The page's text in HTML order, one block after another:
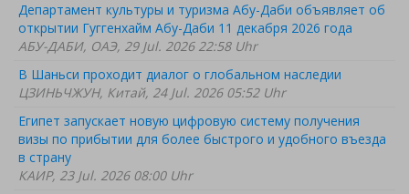
Департамент культуры и туризма Абу-Даби объявляет об
открытии Гуггенхайм Абу-Даби 11 декабря 2026 года
АБУ-ДАБИ, ОАЭ, 29 Jul. 2026 22:58 Uhr
В Шаньси проходит диалог о глобальном наследии
ЦЗИНЬЧЖУН, Китай, 24 Jul. 2026 05:52 Uhr
Египет запускает новую цифровую систему получения
визы по прибытии для более быстрого и удобного въезда
в страну
КАИР, 23 Jul. 2026 08:00 Uhr